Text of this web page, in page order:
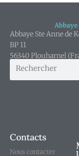
Abbaye Ste Anne de
BP 11
56340 Plouharnel
Contacts
Nous contacter